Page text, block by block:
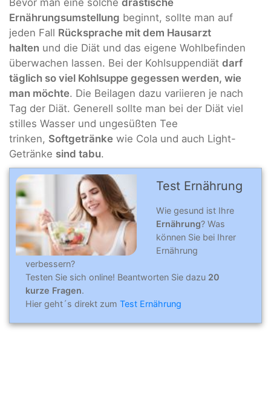
Bevor man eine solche drastische
Ernährungsumstellung beginnt, sollte man auf
jeden Fall Rücksprache mit dem Hausarzt
halten und die Diät und das eigene Wohlbefinden
überwachen lassen. Bei der Kohlsuppendiät darf
täglich so viel Kohlsuppe gegessen werden, wie
man möchte. Die Beilagen dazu variieren je nach
Tag der Diät. Generell sollte man bei der Diät viel
stilles Wasser und ungesüßten Tee
trinken, Softgetränke wie Cola und auch Light-
Getränke sind tabu.
Test Ernährung
Wie gesund ist Ihre
Ernährung? Was
können Sie bei Ihrer
Ernährung
verbessern?
Testen Sie sich online! Beantworten Sie dazu 20
kurze Fragen.
Hier geht´s direkt zum Test Ernährung